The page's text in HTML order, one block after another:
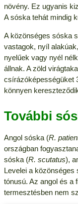
növény. Ez ugyanis
A sóska tehát mindig
A közönséges sóska
vastagok, nyíl
nyelűek vagy nyél
állnak. A zöld
csírázóképességüket
könnyen
További
Angol sóska (R.
országban
sóska (R. scutatus),
Levelei a
tónusú. Az angol és a
termesztésben nem